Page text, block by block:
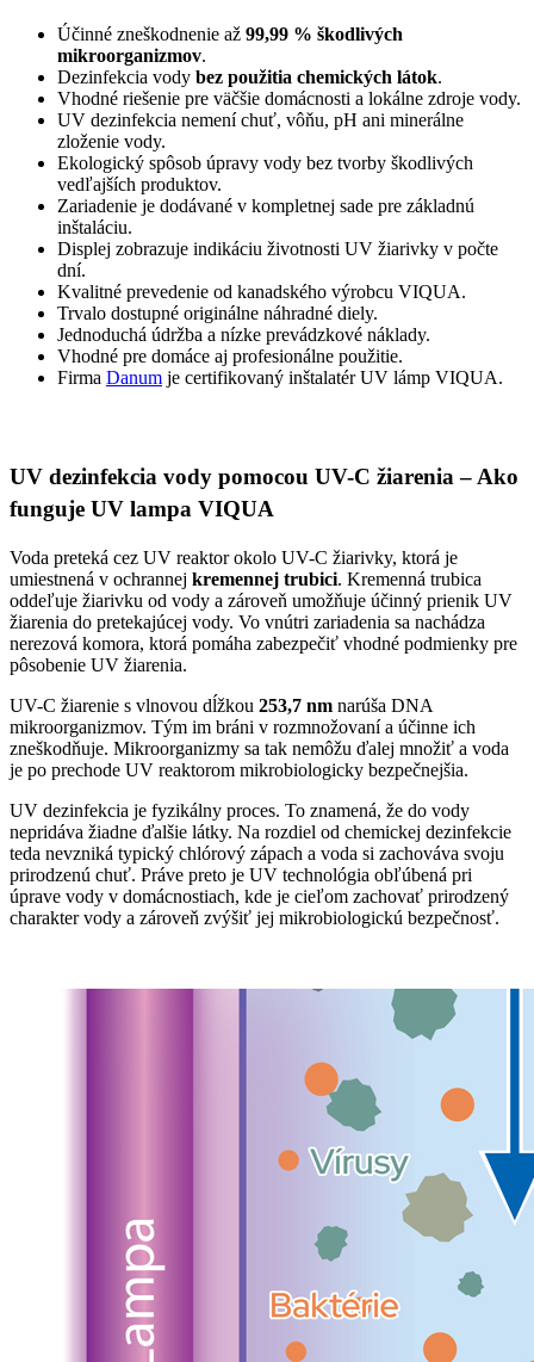
Účinné zneškodnenie až 99,99 % škodlivých
mikroorganizmov.
Dezinfekcia vody bez použitia chemických látok.
Vhodné riešenie pre väčšie domácnosti a lokálne zdroje vody.
UV dezinfekcia nemení chuť, vôňu, pH ani minerálne
zloženie vody.
Ekologický spôsob úpravy vody bez tvorby škodlivých
vedľajších produktov.
Zariadenie je dodávané v kompletnej sade pre základnú
inštaláciu.
Displej zobrazuje indikáciu životnosti UV žiarivky v počte
dní.
Kvalitné prevedenie od kanadského výrobcu VIQUA.
Trvalo dostupné originálne náhradné diely.
Jednoduchá údržba a nízke prevádzkové náklady.
Vhodné pre domáce aj profesionálne použitie.
Firma Danum je certifikovaný inštalatér UV lámp VIQUA.
UV dezinfekcia vody pomocou UV-C žiarenia – Ako
funguje UV lampa VIQUA
Voda preteká cez UV reaktor okolo UV-C žiarivky, ktorá je
umiestnená v ochrannej kremennej trubici. Kremenná trubica
oddeľuje žiarivku od vody a zároveň umožňuje účinný prienik UV
žiarenia do pretekajúcej vody. Vo vnútri zariadenia sa nachádza
nerezová komora, ktorá pomáha zabezpečiť vhodné podmienky pre
pôsobenie UV žiarenia.
UV-C žiarenie s vlnovou dĺžkou 253,7 nm narúša DNA
mikroorganizmov. Tým im bráni v rozmnožovaní a účinne ich
zneškodňuje. Mikroorganizmy sa tak nemôžu ďalej množiť a voda
je po prechode UV reaktorom mikrobiologicky bezpečnejšia.
UV dezinfekcia je fyzikálny proces. To znamená, že do vody
nepridáva žiadne ďalšie látky. Na rozdiel od chemickej dezinfekcie
teda nevzniká typický chlórový zápach a voda si zachováva svoju
prirodzenú chuť. Práve preto je UV technológia obľúbená pri
úprave vody v domácnostiach, kde je cieľom zachovať prirodzený
charakter vody a zároveň zvýšiť jej mikrobiologickú bezpečnosť.